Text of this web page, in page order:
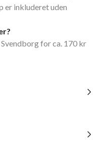
er inkluderet uden
for ca. 170 kr